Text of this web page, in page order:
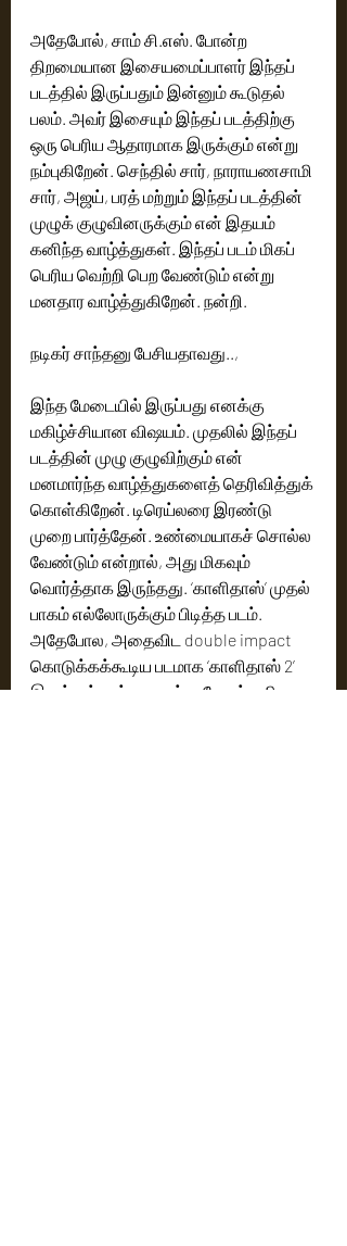
அதேபோல், சாம் சி.எஸ். போன்ற
திறமையான இசையமைப்பாளர் இந்தப்
படத்தில் இருப்பதும் இன்னும் கூடுதல்
பலம். அவர் இசையும் இந்தப் படத்திற்கு
ஒரு பெரிய ஆதாரமாக இருக்கும் என்று
நம்புகிறேன். செந்தில் சார், நாராயணசாமி
சார், அஜய், பரத் மற்றும் இந்தப் படத்தின்
முழுக் குழுவினருக்கும் என் இதயம்
கனிந்த வாழ்த்துகள். இந்தப் படம் மிகப்
பெரிய வெற்றி பெற வேண்டும் என்று
மனதார வாழ்த்துகிறேன். நன்றி.
நடிகர் சாந்தனு பேசியதாவது..,
இந்த மேடையில் இருப்பது எனக்கு
மகிழ்ச்சியான விஷயம். முதலில் இந்தப்
படத்தின் முழு குழுவிற்கும் என்
மனமார்ந்த வாழ்த்துகளைத் தெரிவித்துக்
கொள்கிறேன். டிரெய்லரை இரண்டு
முறை பார்த்தேன். உண்மையாகச் சொல்ல
வேண்டும் என்றால், அது மிகவும்
வொர்த்தாக இருந்தது. ‘காளிதாஸ்’ முதல்
பாகம் எல்லோருக்கும் பிடித்த படம்.
அதேபோல, அதைவிட double impact
கொடுக்கக்கூடிய படமாக ‘காளிதாஸ் 2’
இருக்கும் என்று எனக்கு தோன்றுகிறது.